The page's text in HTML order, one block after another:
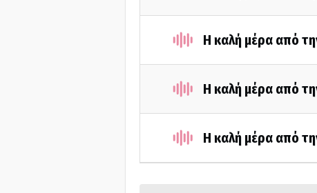
Η καλή μέρα από
Η καλή μέρα από
Η καλή μέρα από